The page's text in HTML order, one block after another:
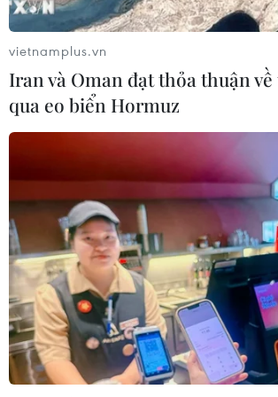
thanh toán QR Việt Nam-Trung
Quốc
06/08/2026 07:34
Cà Mau triển khai đợt cao điểm
chống khai thác IUU
06/08/2026 07:25
Hàn Quốc mở rộng điều tra nghi vấn
thông đồng giá sang ngành hóa dầu
06/08/2026 06:56
Làn sóng tấn công mạng nhằm vào
vietnamplus.vn
Iran và Oman đạt thỏa thuận
qua eo biển Hormuz